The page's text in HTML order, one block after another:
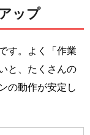
ップ
す。よく「作業
と、たくさんの
の動作が安定し